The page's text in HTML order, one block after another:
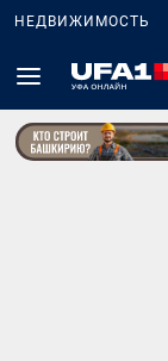
НЕДВИЖИМОСТЬ